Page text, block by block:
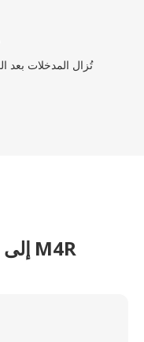
كيفية تحويل CVSD إلى M4R